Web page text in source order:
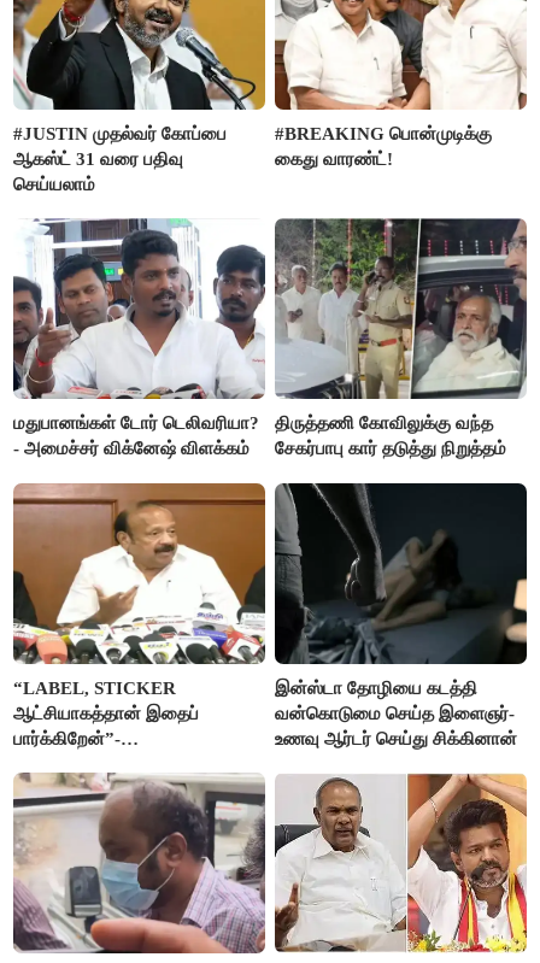
#JUSTIN முதல்வர் கோப்பை
ஆகஸ்ட் 31 வரை பதிவு
செய்யலாம்
#BREAKING பொன்முடிக்கு
கைது வாரண்ட்!
மதுபானங்கள் டோர் டெலிவரியா?
- அமைச்சர் விக்னேஷ் விளக்கம்
திருத்தணி கோவிலுக்கு வந்த
சேகர்பாபு கார் தடுத்து நிறுத்தம்
“LABEL, STICKER
ஆட்சியாகத்தான் இதைப்
பார்க்கிறேன்”-
இன்ஸ்டா தோழியை கடத்தி
வன்கொடுமை செய்த இளைஞர்-
உணவு ஆர்டர் செய்து சிக்கினான்